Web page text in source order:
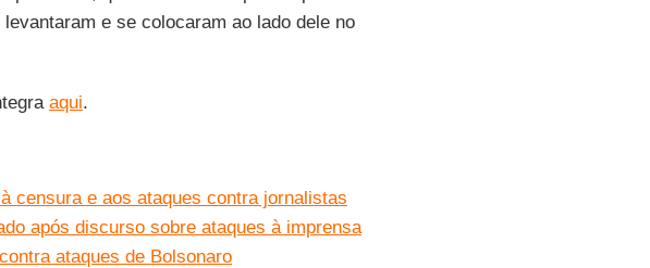
e se colocaram ao lado dele no
aqui.
censura e aos ataques contra jornalistas
após discurso sobre ataques à imprensa
ataques de Bolsonaro